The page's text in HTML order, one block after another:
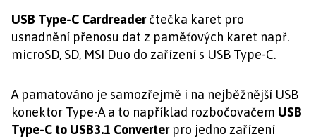
USB Type-C Cardreaderčtečka karet pro
usnadnění přenosu dat z paměťových karet např.
microSD, SD, MSI Duo do zařízení s USB Type-C.
A pamatováno je samozřejmě i na nejběžnější USB
konektor Type-A a to například rozbočovačem USB
Type-C to USB3.1 Converterpro jedno zařízení